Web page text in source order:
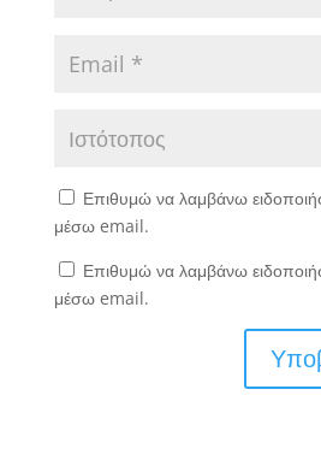
Επιθυμώ να λαμβάνω
μέσω email.
Επιθυμώ να λαμβάνω
μέσω email.